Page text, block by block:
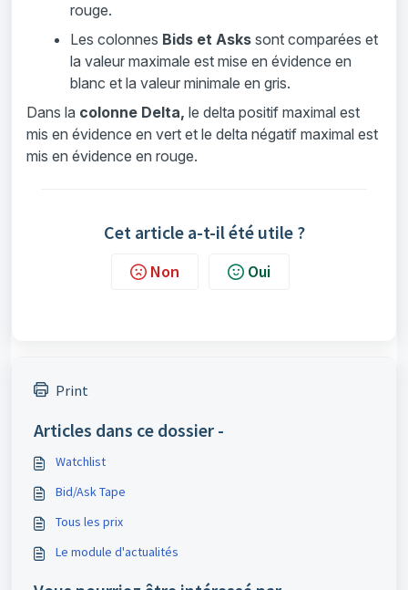
rouge.
Les colonnes Bids et Asks sont comparées et
la valeur maximale est mise en évidence en
blanc et la valeur minimale en gris.
Dans la colonne Delta, le delta positif maximal est
mis en évidence en vert et le delta négatif maximal est
mis en évidence en rouge.
Cet article a-t-il été utile ?
Non Oui
Print
Articles dans ce dossier -
Watchlist
Bid/Ask Tape
Tous les prix
Le module d'actualités